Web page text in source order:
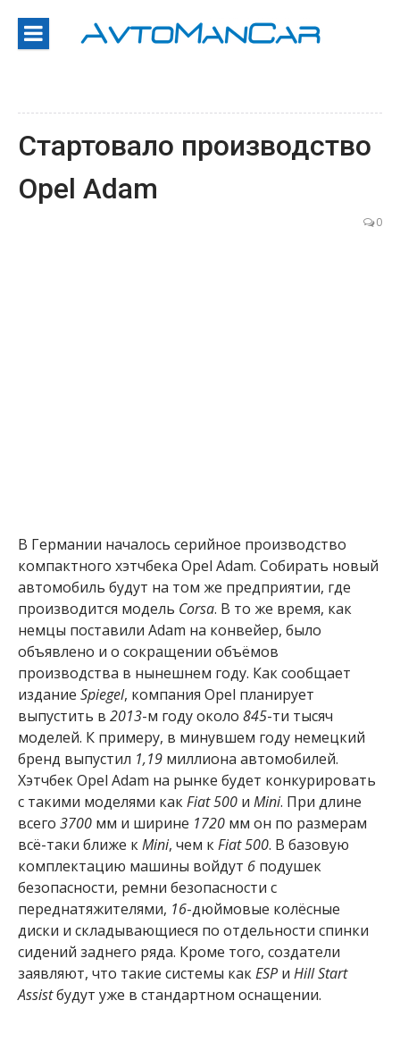
содержанию
Стартовало производство
Opel Adam
0
В Германии началось серийное производство
компактного хэтчбека Opel Adam. Собирать новый
автомобиль будут на том же предприятии, где
производится модель Corsa. В то же время, как
немцы поставили Adam на конвейер, было
объявлено и о сокращении объёмов
производства в нынешнем году. Как сообщает
издание Spiegel, компания Opel планирует
выпустить в 2013-м году около 845-ти тысяч
моделей. К примеру, в минувшем году немецкий
бренд выпустил 1,19 миллиона автомобилей.
Хэтчбек Opel Adam на рынке будет конкурировать
с такими моделями какFiat 500 и Mini. При длине
всего 3700 мм и ширине 1720 мм он по размерам
всё-таки ближе кMini, чем кFiat 500. В базовую
комплектацию машины войдут 6 подушек
безопасности, ремни безопасности с
переднатяжителями, 16-дюймовые колёсные
диски и складывающиеся по отдельности спинки
сидений заднего ряда. Кроме того, создатели
заявляют, что такие системы какESP и Hill Start
Assistбудут уже в стандартном оснащении.